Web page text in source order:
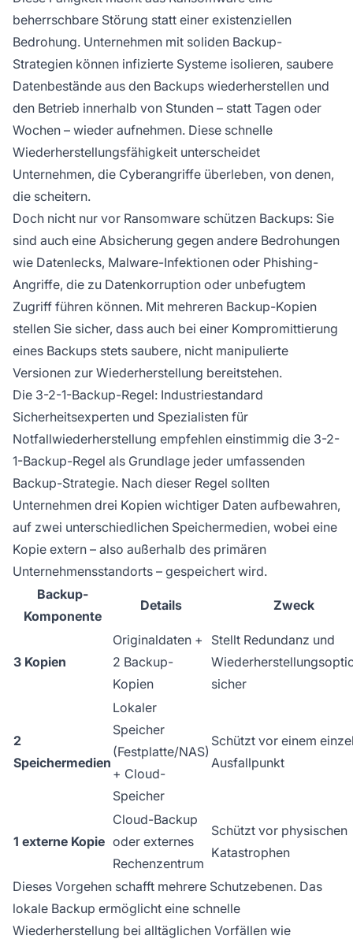
beherrschbare Störung statt einer existenziellen
Bedrohung. Unternehmen mit soliden Backup-
Strategien können infizierte Systeme isolieren, saubere
Datenbestände aus den Backups wiederherstellen und
den Betrieb innerhalb von Stunden – statt Tagen oder
Wochen – wieder aufnehmen. Diese schnelle
Wiederherstellungsfähigkeit unterscheidet
Unternehmen, die Cyberangriffe überleben, von denen,
die scheitern.
Doch nicht nur vor Ransomware schützen Backups: Sie
sind auch eine Absicherung gegen andere Bedrohungen
wie Datenlecks, Malware-Infektionen oder Phishing-
Angriffe, die zu Datenkorruption oder unbefugtem
Zugriff führen können. Mit mehreren Backup-Kopien
stellen Sie sicher, dass auch bei einer Kompromittierung
eines Backups stets saubere, nicht manipulierte
Versionen zur Wiederherstellung bereitstehen.
Die 3-2-1-Backup-Regel: Industriestandard
Sicherheitsexperten und Spezialisten für
Notfallwiederherstellung empfehlen einstimmig die 3-2-
1-Backup-Regel als Grundlage jeder umfassenden
Backup-Strategie. Nach dieser Regel sollten
Unternehmen drei Kopien wichtiger Daten aufbewahren,
auf zwei unterschiedlichen Speichermedien, wobei eine
Kopie extern – also außerhalb des primären
Unternehmensstandorts – gespeichert wird.
Backup-
Komponente
Details Zweck
3 Kopien
Originaldaten +
2 Backup-
Kopien
Stellt Redundanz und
sicher
2
Speichermedien
Lokaler
Speicher
(Festplatte/NAS)
+ Cloud-
Speicher
Schützt vor einem
Ausfallpunkt
1 externe Kopie
Cloud-Backup
oder externes
Rechenzentrum
Schützt vor physischen
Katastrophen
Dieses Vorgehen schafft mehrere Schutzebenen. Das
lokale Backup ermöglicht eine schnelle
Wiederherstellung bei alltäglichen Vorfällen wie